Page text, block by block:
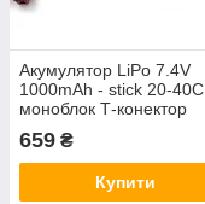
Акумулятор LiPo 7.4V
1000mAh - stick 20-40C
моноблок Т-конектор
страйкболу)
659 ₴
Купити